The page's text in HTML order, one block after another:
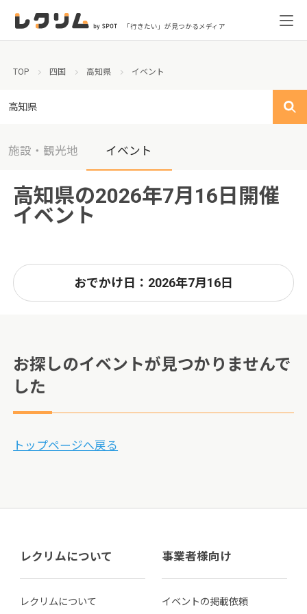
「行きたい」が見つかるメディア
TOP 四国 高知県 イベント
高知県
施設・観光地 イベント
高知県の2026年7月16日開催
イベント
おでかけ日：2026年7月16日
お探しのイベントが見つかりませんで
した
トップページへ戻る
レクリムについて
レクリムについて
事業者様向け
イベントの掲載依頼